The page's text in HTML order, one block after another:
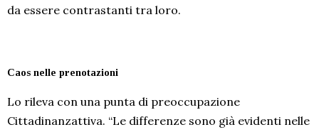
da essere contrastanti tra loro.
Caos nelle prenotazioni
Lo rileva con una punta di preoccupazione
Cittadinanzattiva. “Le differenze sono già evidenti nelle